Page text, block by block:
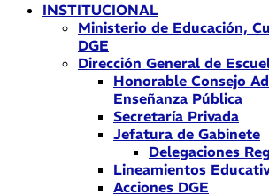
INSTITUCIONAL
Ministerio de Educación,
DGE
Dirección General de
Honorable Consejo
Enseñanza Pública
Secretaría Privada
Jefatura de Gabinete
Delegaciones
Lineamientos
Acciones DGE